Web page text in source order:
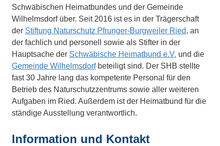
Schwäbischen Heimatbundes und der Gemeinde
Wilhelmsdorf über. Seit 2016 ist es in der Trägerschaft
der Stiftung Naturschutz Pfrunger-Burgweiler Ried, an
der fachlich und personell sowie als Stifter in der
Hauptsache der Schwäbische Heimatbund e.V. und die
Gemeinde Wilhelmsdorfbeteiligt sind. Der SHB stellte
fast 30 Jahre lang das kompetente Personal für den
Betrieb des Naturschutzzentrums sowie aller weiteren
Aufgaben im Ried. Außerdem ist der Heimatbund für die
ständige Ausstellung verantwortlich.
Information und Kontakt